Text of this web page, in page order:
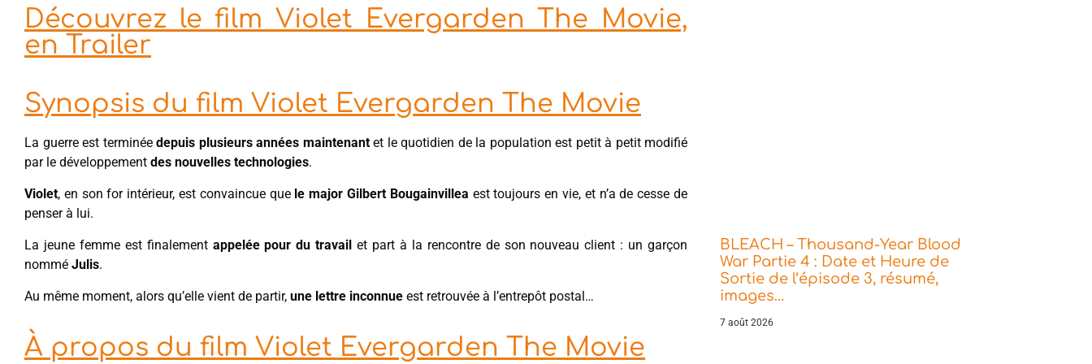
Découvrez le film Violet Evergarden The Movie,
en Trailer
Synopsis du film Violet Evergarden The Movie
La guerre est terminée depuis plusieurs années maintenantet le quotidien de la population est petit à petit modifié
par le développement des nouvelles technologies.
Violet, en son for intérieur, est convaincue que le major Gilbert Bougainvillea est toujours en vie, et n’a de cesse de
penser à lui.
La jeune femme est finalement appelée pour du travail et part à la rencontre de son nouveau client : un garçon
nommé Julis.
Au même moment, alors qu’elle vient de partir, une lettre inconnue est retrouvée à l’entrepôt postal…
À propos du film Violet Evergarden The Movie
BLEACH – Thousand-Year Blood
War Partie 4 : Date et Heure de
Sortie de l’épisode 3, résumé,
images…
7 août 2026